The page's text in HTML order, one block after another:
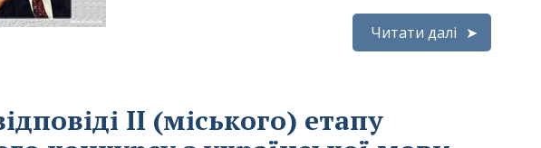
Читати далі
ІІ (міського) етапу